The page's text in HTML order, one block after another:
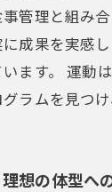
管理と組み
成果を実感
ます。 運動
ラムを見つ
想の体型へ